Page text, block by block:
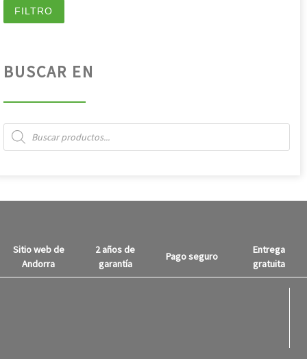
FILTRO
BUSCAR EN
Búsqueda de productos
Sitio web de
Andorra
2 años de
garantía
Pago seguro
Entrega
gratuita